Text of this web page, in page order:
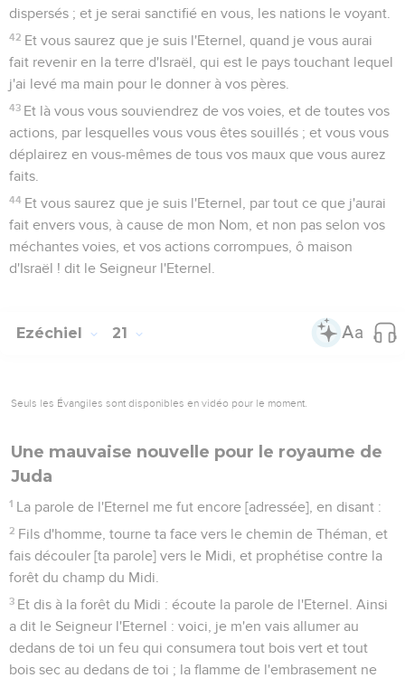
dispersés ; et je serai sanctifié en vous, les nations le voyant.
42 Et vous saurez que je suis l'Eternel, quand je vous aurai
fait revenir en la terre d'Israël, qui est le pays touchant lequel
j'ai levé ma main pour le donner à vos pères.
43 Et là vous vous souviendrez de vos voies, et de toutes vos
actions, par lesquelles vous vous êtes souillés ; et vous vous
déplairez en vous-mêmes de tous vos maux que vous aurez
faits.
44 Et vous saurez que je suis l'Eternel, par tout ce que j'aurai
fait envers vous, à cause de mon Nom, et non pas selon vos
méchantes voies, et vos actions corrompues, ô maison
d'Israël ! dit le Seigneur l'Eternel.
Ezéchiel 21
Seuls les Évangiles sont disponibles en vidéo pour le moment.
Une mauvaise nouvelle pour le royaume de
Juda
1 La parole de l'Eternel me fut encore [adressée], en disant :
2 Fils d'homme, tourne ta face vers le chemin de Théman, et
fais découler [ta parole] vers le Midi, et prophétise contre la
forêt du champ du Midi.
3 Et dis à la forêt du Midi : écoute la parole de l'Eternel. Ainsi
a dit le Seigneur l'Eternel : voici, je m'en vais allumer au
dedans de toi un feu qui consumera tout bois vert et tout
bois sec au dedans de toi ; la flamme de l'embrasement ne